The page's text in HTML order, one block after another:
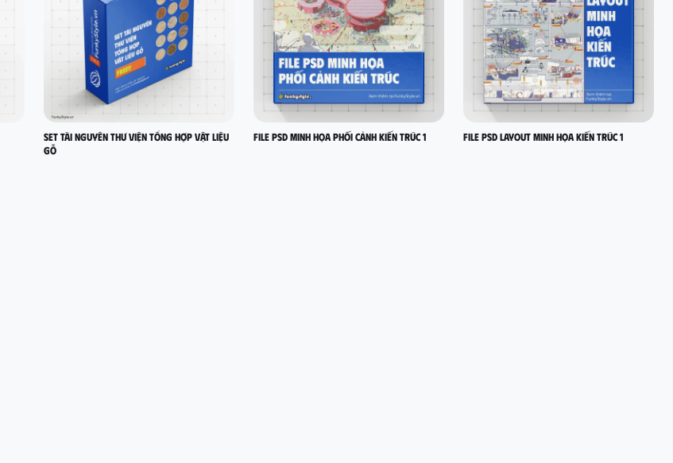
Set Tài nguyên thư viện tổng hợp vật liệu
gỗ
FILE PSD MINH HỌA PHỐI CẢNH KIẾN TRÚC 1 FILE PSD LAYOUT MINH HỌA KIẾN TRÚC 1